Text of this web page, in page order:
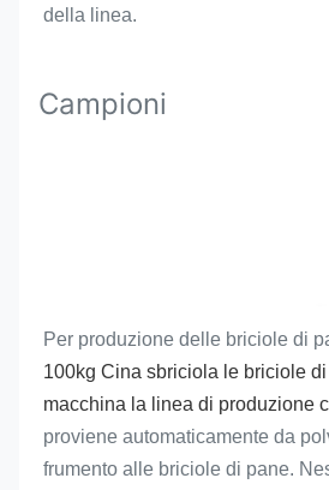
della linea.
Campioni
Per produzione delle briciole di
100kg Cina sbriciola le briciole
macchina la linea di produzione
proviene automaticamente da
frumento alle briciole di pane.